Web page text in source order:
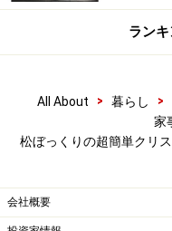
た。私も、熱中してし
も、大勢でも楽しく
大きな魅力。ぜひ、や
折り紙で作るクリ
イの作り方
ラン
All About > 暮らし >
家
松ぼっくりの超簡単クリ
会社概要